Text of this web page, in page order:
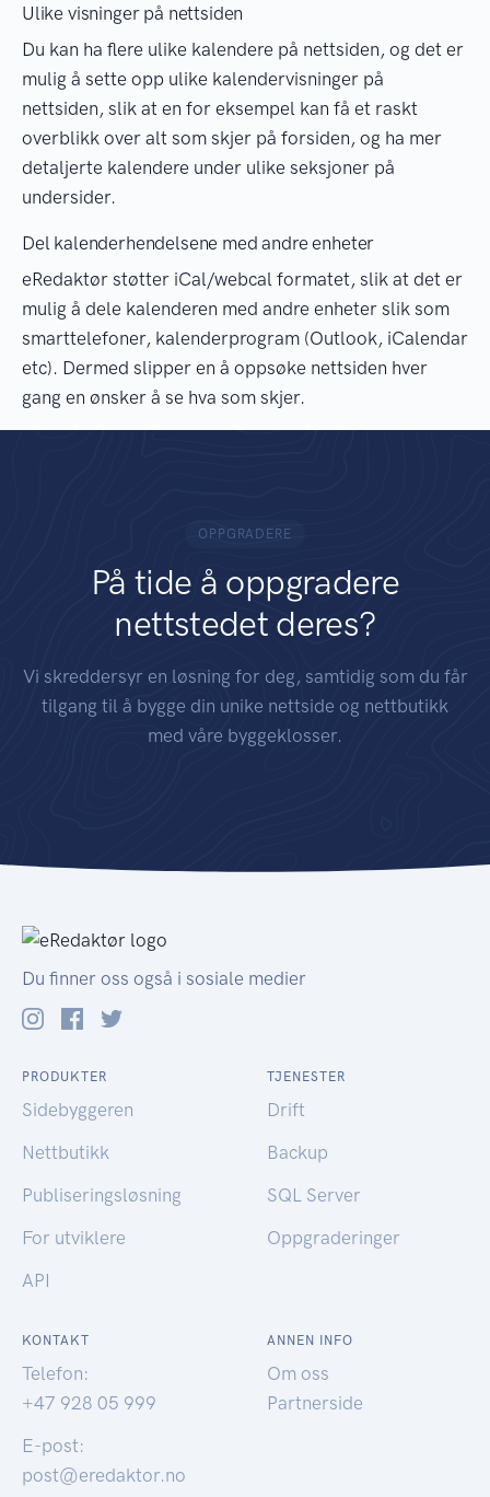
Ulike visninger på nettsiden
Du kan ha flere ulike kalendere på nettsiden, og det er
mulig å sette opp ulike kalendervisninger på
nettsiden, slik at en for eksempel kan få et raskt
overblikk over alt som skjer på forsiden, og ha mer
detaljerte kalendere under ulike seksjoner på
undersider.
Del kalenderhendelsene med andre enheter
eRedaktør støtter iCal/webcal formatet, slik at det er
mulig å dele kalenderen med andre enheter slik som
smarttelefoner, kalenderprogram (Outlook, iCalendar
etc). Dermed slipper en å oppsøke nettsiden hver
gang en ønsker å se hva som skjer.
OPPGRADERE
På tide å oppgradere
nettstedet deres?
Vi skreddersyr en løsning for deg, samtidig som du får
tilgang til å bygge din unike nettside og nettbutikk
med våre byggeklosser.
Du finner oss også i sosiale medier
PRODUKTER
Sidebyggeren
Nettbutikk
Publiseringsløsning
For utviklere
API
TJENESTER
Drift
Backup
SQL Server
Oppgraderinger
KONTAKT
Telefon:
+47 928 05 999
E-post:
post@eredaktor.no
ANNEN INFO
Om oss
Partnerside